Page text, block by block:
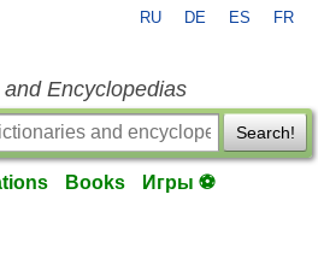
RU DE ES FR
Encyclopedias
Search!
Books Игры ⚽